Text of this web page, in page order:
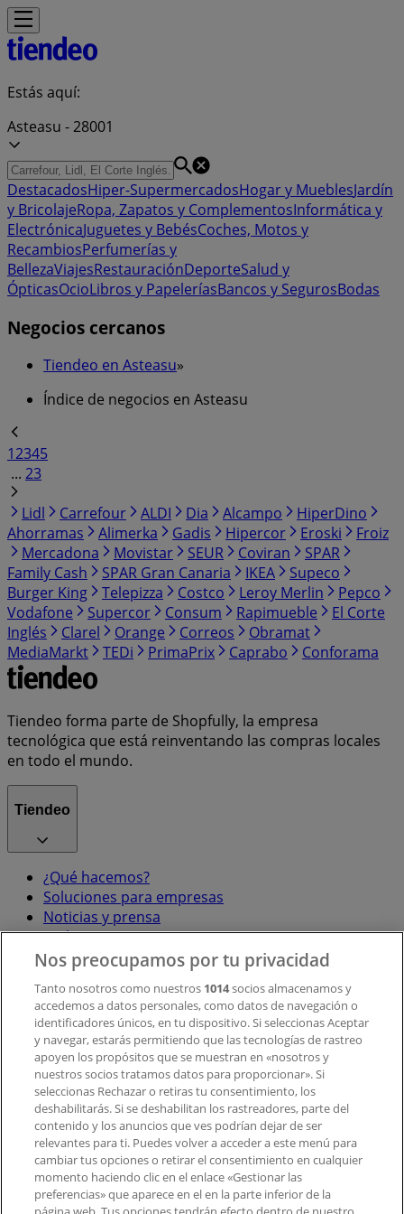
Estás aquí:
Asteasu - 28001
DestacadosHiper-SupermercadosHogar y MueblesJardín
y BricolajeRopa, Zapatos y ComplementosInformática y
ElectrónicaJuguetes y BebésCoches, Motos y
RecambiosPerfumerías y
BellezaViajesRestauraciónDeporteSalud y
ÓpticasOcioLibros y PapeleríasBancos y SegurosBodas
Negocios cercanos
Tiendeo en Asteasu»
Índice de negocios en Asteasu
12345
... 23
Lidl
Carrefour ALDI Dia Alcampo
HiperDino
Ahorramas
Alimerka Gadis Hipercor Eroski
Froiz
Mercadona
Movistar SEUR Coviran
SPAR
Family Cash
SPAR Gran Canaria IKEA
Supeco
Burger King
Telepizza Costco Leroy Merlin
Pepco
Vodafone
Supercor Consum Rapimueble
El Corte
Inglés
Clarel Orange Correos
Obramat
MediaMarkt
TEDi PrimaPrix Caprabo Conforama
Tiendeo forma parte de Shopfully, la empresa
tecnológica que está reinventando las compras locales
en todo el mundo.
Tiendeo
¿Qué hacemos?
Soluciones para empresas
Noticias y prensa
Trabaja con nosotros
Contacto
Contacto comercial y de marketing
Tienda mal colocada en el mapa
Notificar un folleto
¿Encontraste un problema en la web o en la
aplicación?
Índices
Nos preocupamos por tu privacidad
Tanto nosotros como nuestros 1014socios almacenamos y
accedemos a datos personales, como datos de navegación o
identificadores únicos, en tu dispositivo. Si seleccionas Aceptar
y navegar, estarás permitiendo que las tecnologías de rastreo
apoyen los propósitos que se muestran en «nosotros y
nuestros socios tratamos datos para proporcionar». Si
seleccionas Rechazar o retiras tu consentimiento, los
deshabilitarás. Si se deshabilitan los rastreadores, parte del
contenido y los anuncios que ves podrían dejar de ser
relevantes para ti. Puedes volver a acceder a este menú para
cambiar tus opciones o retirar el consentimiento en cualquier
momento haciendo clic en el enlace «Gestionar las
preferencias» que aparece en el en la parte inferior de la